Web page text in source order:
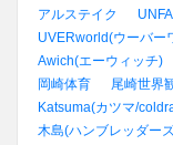
アルステイク
UVERworld(ウーバー
Awich(エーウィッチ)
岡崎体育
尾崎世界
Katsuma(カツマ/
木島(ハンブレッダー